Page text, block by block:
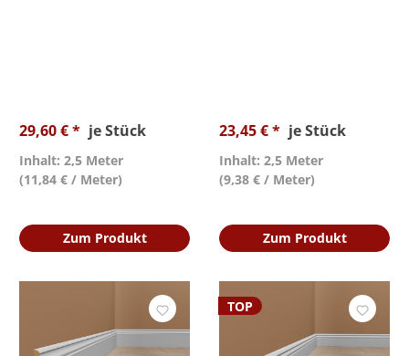
29,60 € * je Stück
Inhalt: 2,5 Meter
(11,84 € / Meter)
Zum Produkt
23,45 € * je Stück
Inhalt: 2,5 Meter
(9,38 € / Meter)
Zum Produkt
TOP